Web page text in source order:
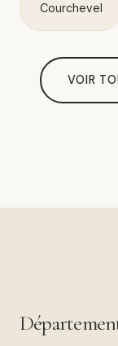
Courchevel
VOIR